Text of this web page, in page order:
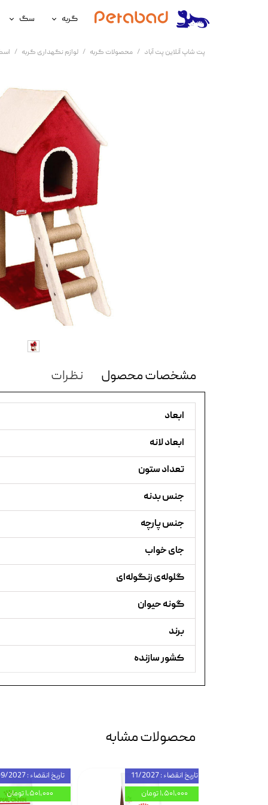
گربه
غذای گربه
سلامتی گربه
آرایشی و بهداشتی گربه
سگ
غذای سگ
سلامتی سگ
آرایشی و
پت شاپ آنلاین پت آباد محصولات گربه لوازم نگهداری گربه
مشخصات محصول نظرات
ابعاد
ابعاد لانه
تعداد ستون
جنس بدنه
جنس پارچه
جای خواب
گلوله‌ی زنگوله‌ای
گونه حیوان
برند
کشور سازنده
محصولات مشابه
تاریخ انقضاء : 09/2027
۱,۵۰۱,۰۰۰ تومان
تاریخ انقضاء : 11/2027
۱,۵۰۱,۰۰۰ تومان